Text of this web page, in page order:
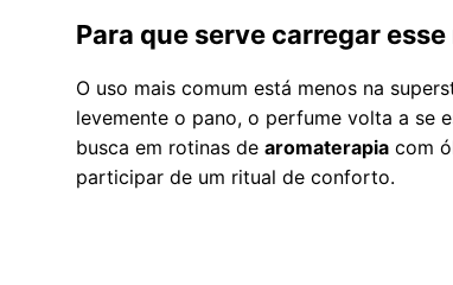
Para que serve carregar
O uso mais comum está menos na
levemente o pano, o perfume volta a se
busca em rotinas de aromaterapia com
participar de um ritual de conforto.